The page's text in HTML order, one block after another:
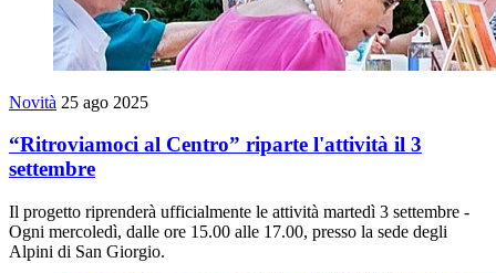
Novità 25 ago 2025
“Ritroviamoci al Centro” riparte l'attività il 3
settembre
Il progetto riprenderà ufficialmente le attività martedì 3 settembre -
Ogni mercoledì, dalle ore 15.00 alle 17.00, presso la sede degli
Alpini di San Giorgio.